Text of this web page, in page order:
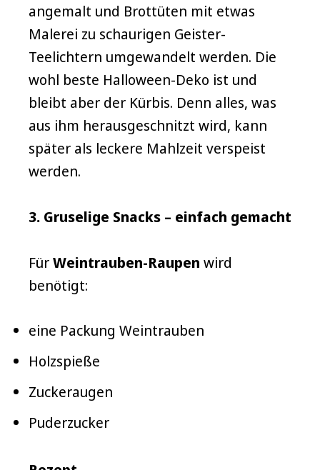
angemalt und Brottüten mit etwas
Malerei zu schaurigen Geister-
Teelichtern umgewandelt werden. Die
wohl beste Halloween-Deko ist und
bleibt aber der Kürbis. Denn alles, was
aus ihm herausgeschnitzt wird, kann
später als leckere Mahlzeit verspeist
werden.
3. Gruselige Snacks – einfach gemacht
FürWeintrauben-Raupen wird
benötigt:
eine Packung Weintrauben
Holzspieße
Zuckeraugen
Puderzucker